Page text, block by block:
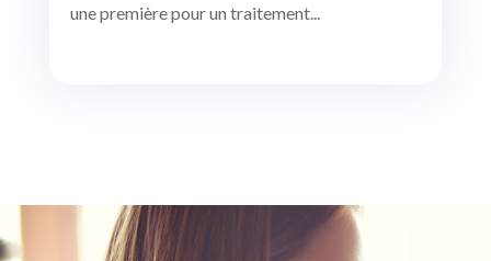
une première pour un traitement...